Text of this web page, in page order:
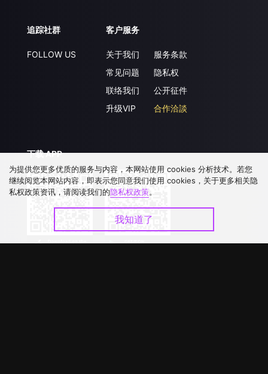
追踪社群
FOLLOW US
客户服务
关于我们
常见问题
联络我们
升级VIP
服务条款
隐私权
公开征件
合作洽談
下载 APP
为提供您更多优质的服务与内容，本网站使用 cookies 分析技术。若您
继续阅览本网站内容，即表示您同意我们使用 cookies，关于更多相关隐
私权政策资讯，请阅读我们的隐私权政策。
我知道了